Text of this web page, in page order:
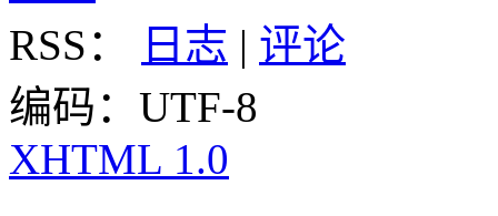
RSS：
日志 | 评论
编码：UTF-8
XHTML 1.0